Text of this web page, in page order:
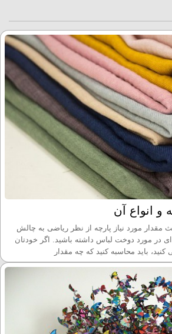
و انواع آن
مقدار مورد نیاز پارچه از نظر ریاضی به چالش
در مورد دوخت لباس داشته باشید. اگر خودتان
باید محاسبه کنید که چه مقدار